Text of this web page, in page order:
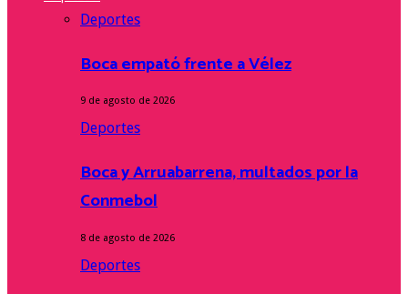
Deportes
Boca empató frente a Vélez
9 de agosto de 2026
Deportes
Boca y Arruabarrena, multados por la
Conmebol
8 de agosto de 2026
Deportes